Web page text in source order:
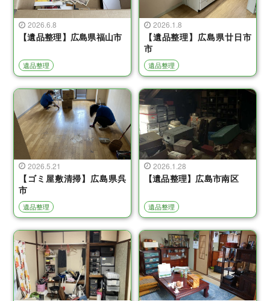
2026.6.8
【遺品整理】広島県福山市
遺品整理
2026.1.8
【遺品整理】広島県廿日市
市
遺品整理
2026.5.21
【ゴミ屋敷清掃】広島県呉
市
遺品整理
2026.1.28
【遺品整理】広島市南区
遺品整理